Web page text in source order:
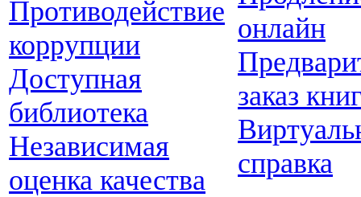
Противодействие
коррупции
Доступная
библиотека
Независимая
оценка качества
онлайн
заказ
справка